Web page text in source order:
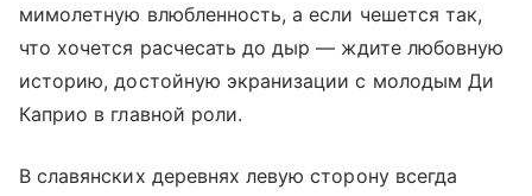
мимолетную влюбленность, а если чешется так,
что хочется расчесать до дыр — ждите любовную
историю, достойную экранизации с молодым Ди
Каприо в главной роли.
В славянских деревнях левую сторону всегда